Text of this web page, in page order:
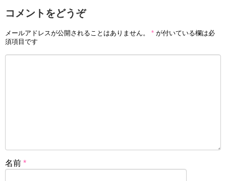
コメントをどうぞ
メールアドレスが公開されることはありません。 * が付いている欄は必
須項目です
名前 *